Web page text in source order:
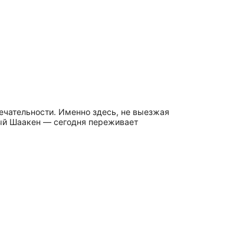
Именно здесь, не выезжая
Шаакен — сегодня переживает